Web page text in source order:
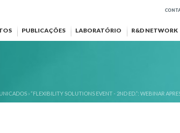
PUBLICAÇÕES LABORATÓRIO R&D NETWORK
› “FLEXIBILITY SOLUTIONS EVENT - 2ND ED.”: WEBINAR